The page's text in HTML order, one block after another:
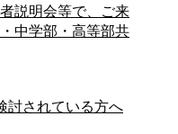
説明会等で、ご来
中学部・高等部共
討されている方へ